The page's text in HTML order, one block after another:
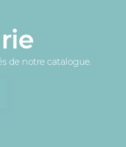
de notre catalogue.